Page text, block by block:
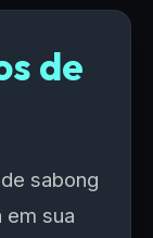
de
sabong
sua